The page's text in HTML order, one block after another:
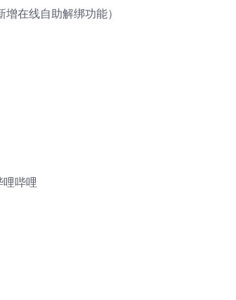
在线自助解绑功能）
哔哩